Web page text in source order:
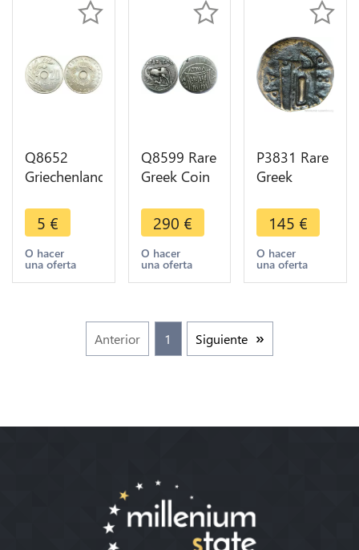
Q8652
Griechenland
Lepta
Konstantin
II 1966 UNC
->Make
5 €
O hacer
una oferta
Q8599 Rare
Greek Coin
Apollonia
Drachm
Cow 229-
100 BC
290 €
O hacer
una oferta
P3831 Rare
Greek
Borysthenes
Olbia 300
275 BC -
Make offer
145 €
O hacer
una oferta
Anterior 1 Siguiente